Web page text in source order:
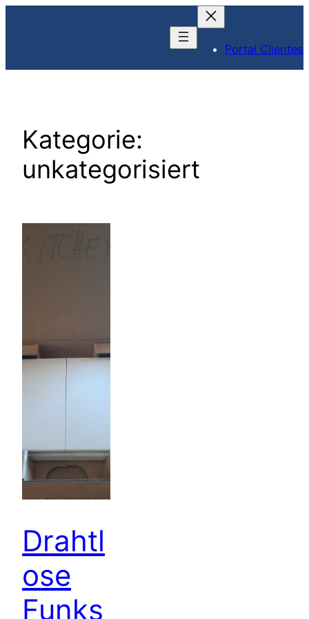
Portal Clientes
Kategorie:
unkategorisiert
Drahtl
ose
Funks